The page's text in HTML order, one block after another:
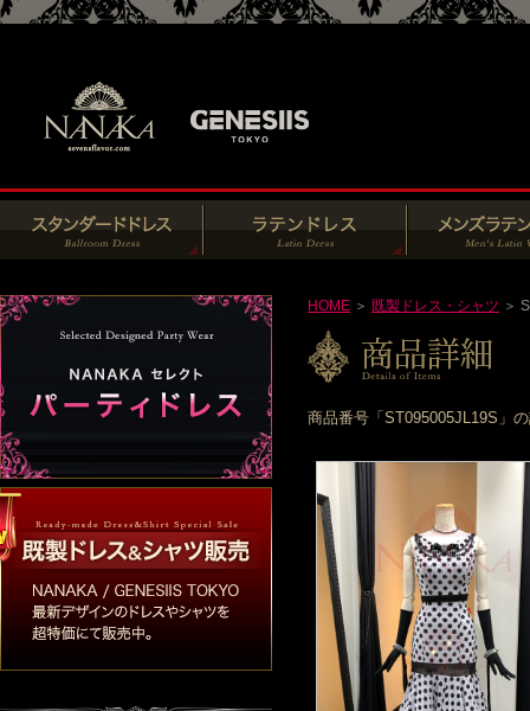
HOME ＞ 既製ドレス・シャツ ＞
商品番号「ST095005JL19S」